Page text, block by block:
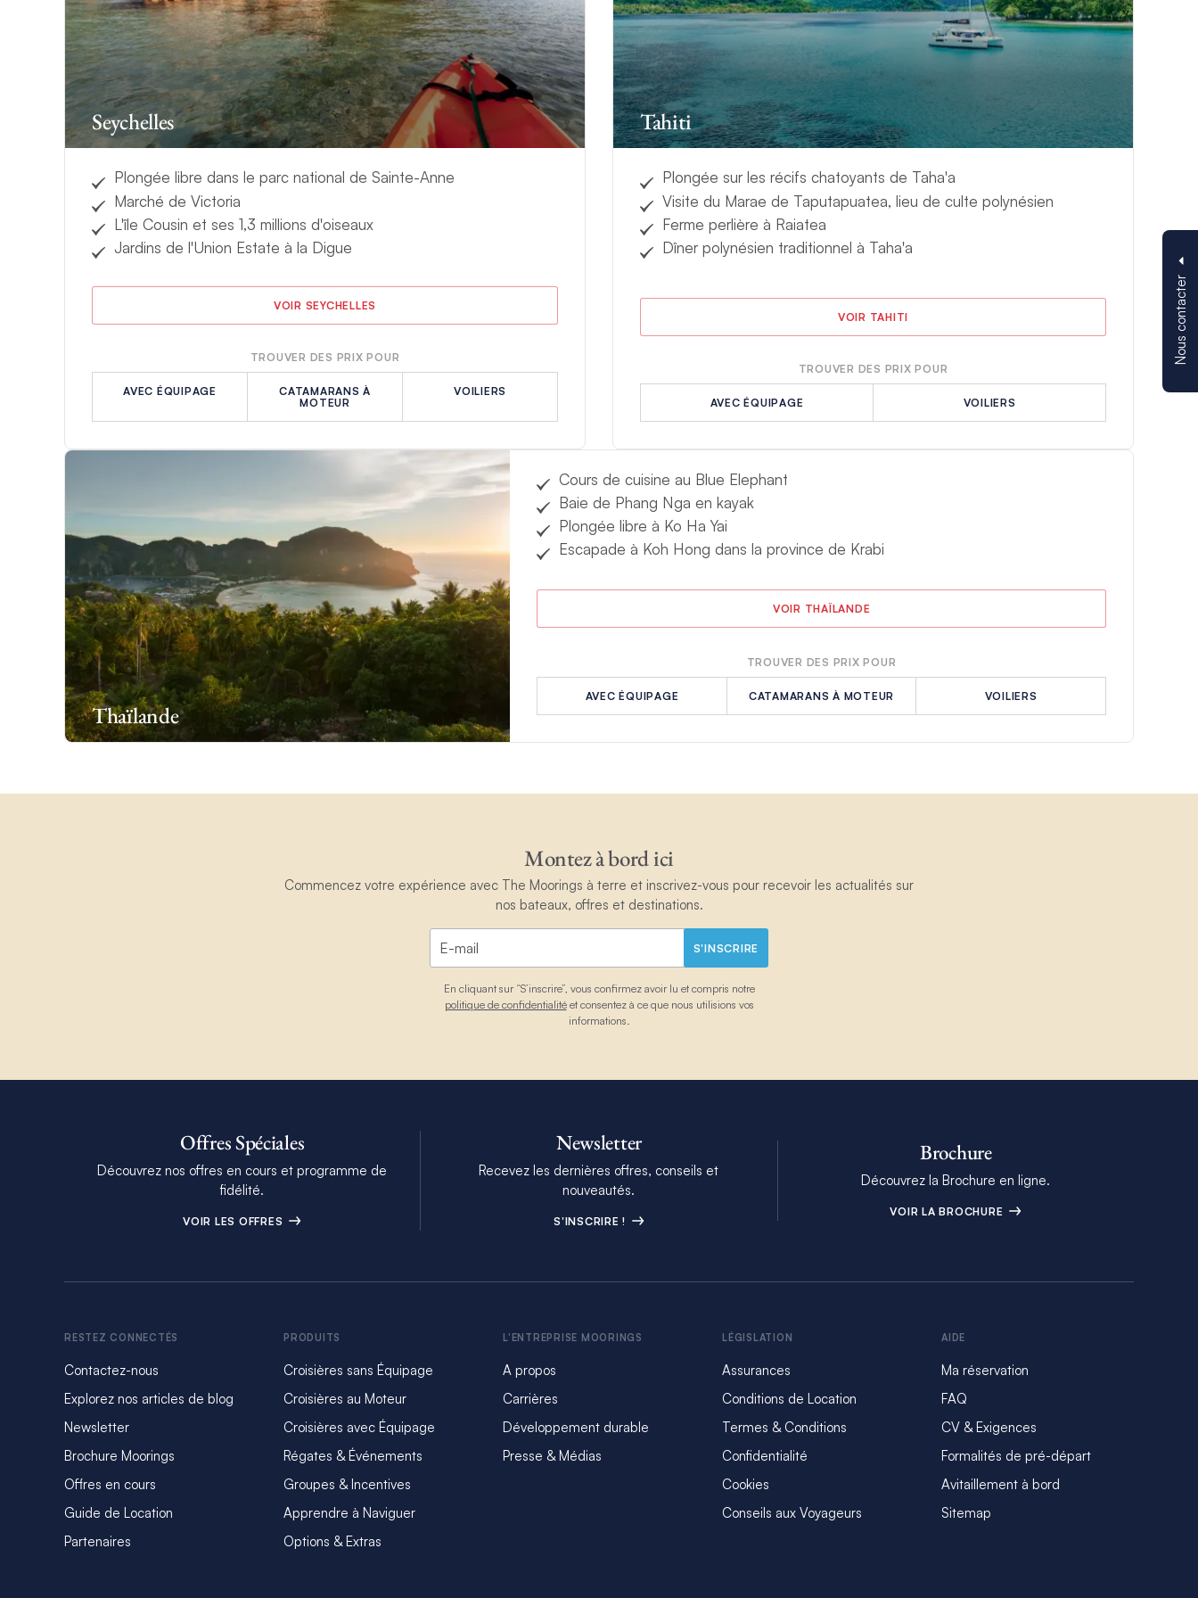
Nous contacter
pour former un labyrinthe. Plus au sud, les plages immaculées et les eaux turquoise invitent à la paresse et à
l’exploration sous-marine. Découvrez ces rivages exotiques à bord d’un kayak ou d’un paddle au milieu des
coraux colorés et des poissons aux couleurs étincelantes. Si les îles sont belles vue de la mer, n’hésitez pas
à descendre à terre pour découvrir une autre vie et vivre d’autres émotions.
Montez à bord et venez vous évader. Des sites extraordinaires vous attendent dans ces superbes
destinations exotiques.
Seychelles
Plongée libre dans le parc national de Sainte-Anne
Marché de Victoria
L'île Cousin et ses 1,3 millions d'oiseaux
Jardins de l'Union Estate à la Digue
VOIR SEYCHELLES
TROUVER DES PRIX POUR
AVEC ÉQUIPAGE
CATAMARANS À
MOTEUR
VOILIERS
Tahiti
Plongée sur les récifs chatoyants de Taha'a
Visite du Marae de Taputapuatea, lieu de culte polynésien
Ferme perlière à Raiatea
Dîner polynésien traditionnel à Taha'a
VOIR TAHITI
TROUVER DES PRIX POUR
AVEC ÉQUIPAGE VOILIERS
Thaïlande
Cours de cuisine au Blue Elephant
Baie de Phang Nga en kayak
Plongée libre à Ko Ha Yai
Escapade à Koh Hong dans la province de Krabi
VOIR THAÏLANDE
TROUVER DES PRIX POUR
AVEC ÉQUIPAGE CATAMARANS À MOTEUR VOILIERS
Montez à bord ici
Commencez votre expérience avec The Moorings à terre et inscrivez-vous pour recevoir les actualités sur
nos bateaux, offres et destinations.
S'INSCRIRE
En cliquant sur “S’inscrire”, vous confirmez avoir lu et compris notre
politique de confidentialitéet consentez à ce que nous utilisions vos
informations.
Offres Spéciales
Découvrez nos offres en cours et programme de
fidélité.
VOIR LES OFFRES
Newsletter
Recevez les dernières offres, conseils et
nouveautés.
S'INSCRIRE !
Brochure
Découvrez la Brochure en ligne.
VOIR LA BROCHURE
RESTEZ CONNECTÉS
Contactez-nous
Explorez nos articles de blog
Newsletter
Brochure Moorings
Offres en cours
Guide de Location
Partenaires
PRODUITS
Croisières sans Équipage
Croisières au Moteur
Croisières avec Équipage
Régates & Événements
Groupes & Incentives
Apprendre à Naviguer
Options & Extras
L'ENTREPRISE MOORINGS
A propos
Carrières
Développement durable
Presse & Médias
LÉGISLATION
Assurances
Conditions de Location
Termes & Conditions
Confidentialité
Cookies
Conseils aux Voyageurs
AIDE
Ma réservation
FAQ
CV & Exigences
Formalités de pré-départ
Avitaillement à bord
Sitemap